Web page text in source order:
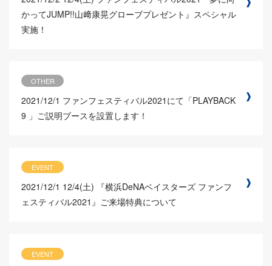
かってJUMP!!山﨑康晃グローブプレゼント』スペシャル
実施！
OTHER
2021/12/1 ファンフェスティバル2021にて「PLAYBACK
9 」ご説明ブースを設置します！
EVENT
2021/12/1 12/4(土) 『横浜DeNAベイスターズ ファンフ
ェスティバル2021』ご来場特典について
EVENT